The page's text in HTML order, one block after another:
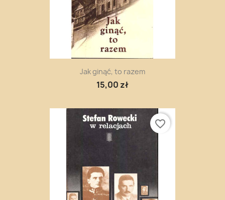
Jak ginąć, to razem
15,00 zł
favorite_border